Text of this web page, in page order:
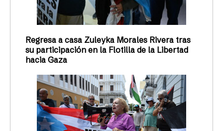
Regresa a casa Zuleyka Morales Rivera tras
su participación en la Flotilla de la Libertad
hacia Gaza